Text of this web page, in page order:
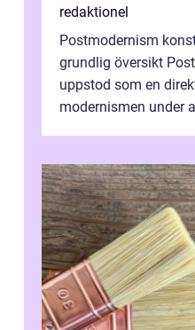
redaktionel
Postmodernism
grundlig översikt
uppstod som en
modernismen under